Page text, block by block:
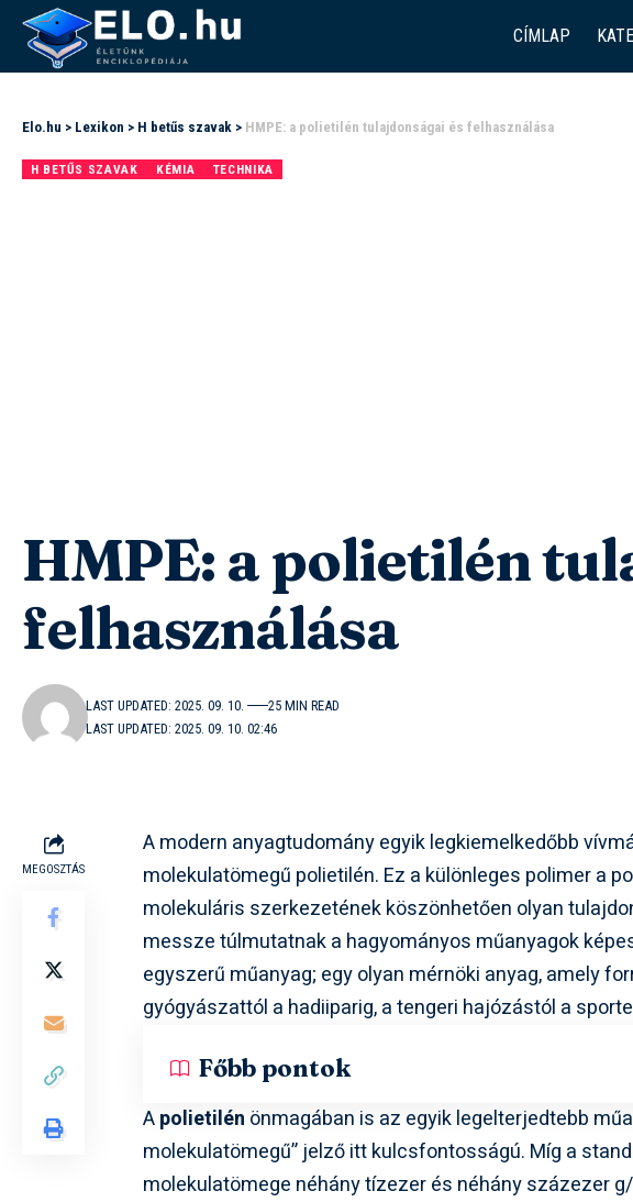
CÍMLAP
Elo.hu > Lexikon > H betűs szavak > HMPE: a polietilén tulajdonságai és felhasználása
H BETŰS SZAVAK KÉMIA TECHNIKA
HMPE: a polietilén
felhasználása
LAST UPDATED: 2025. 09. 10. 02:46
LAST UPDATED: 2025. 09. 10. 25 MIN READ
MEGOSZTÁS
A modern anyagtudomány egyik legkiemelkedőbb
molekulatömegű polietilén. Ez a különleges polimer a
molekuláris szerkezetének köszönhetően olyan
messze túlmutatnak a hagyományos műanyagok
egyszerű műanyag; egy olyan mérnöki anyag, amely
gyógyászattól a hadiiparig, a tengeri hajózástól a
Főbb pontok
Apolietilén önmagában is az egyik legelterjedtebb
molekulatömegű” jelző itt kulcsfontosságú. Míg a
molekulatömege néhány tízezer és néhány százezer